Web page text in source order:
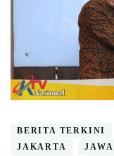
BERITA TERKINI
JAKARTA